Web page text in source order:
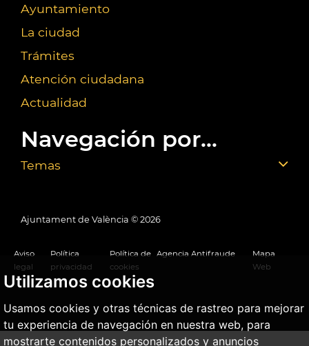
Utilizamos cookies
Usamos cookies y otras técnicas de rastreo para mejorar
tu experiencia de navegación en nuestra web, para
mostrarte contenidos personalizados y anuncios
Ayuntamiento
La ciudad
Trámites
Atención ciudadana
Actualidad
Navegación por...
Temas
Ajuntament de València © 2026
Aviso
legal
Política
privacidad
Política de
cookies
Agencia Antifraude
Mapa
Web